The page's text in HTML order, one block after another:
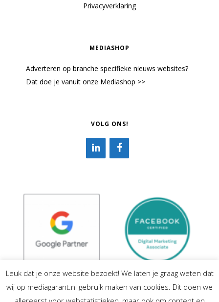
Privacyverklaring
MEDIASHOP
Adverteren op branche specifieke nieuws websites?
Dat doe je vanuit onze Mediashop >>
VOLG ONS!
Leuk dat je onze website bezoekt! We laten je graag weten dat
wij op mediagarant.nl gebruik maken van cookies. Dit doen we